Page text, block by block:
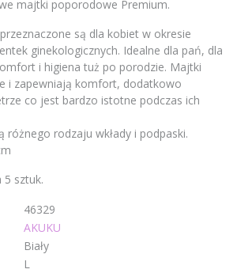
majtki poporodowe Premium.
są dla kobiet w okresie
ginekologicznych. Idealne dla pań, dla
i higiena tuż po porodzie. Majtki
i zapewniają komfort, dodatkowo
co jest bardzo istotne podczas ich
różnego rodzaju wkłady i podpaski.
5 sztuk.
46329
AKUKU
Biały
L